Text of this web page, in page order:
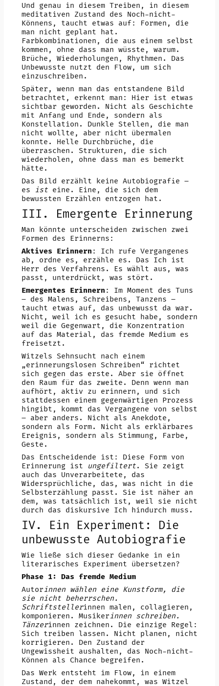
Und genau in diesem Treiben, in diesem
meditativen Zustand des Noch-nicht-
Könnens, taucht etwas auf: Formen, die
man nicht geplant hat.
Farbkombinationen, die aus einem selbst
kommen, ohne dass man wüsste, warum.
Brüche, Wiederholungen, Rhythmen. Das
Unbewusste nutzt den Flow, um sich
einzuschreiben.
Später, wenn man das entstandene Bild
betrachtet, erkennt man: Hier ist etwas
sichtbar geworden. Nicht als Geschichte
mit Anfang und Ende, sondern als
Konstellation. Dunkle Stellen, die man
nicht wollte, aber nicht übermalen
konnte. Helle Durchbrüche, die
überraschen. Strukturen, die sich
wiederholen, ohne dass man es bemerkt
hätte.
Das Bild erzählt keine Autobiografie –
es
isteine. Eine, die sich dem
bewussten Erzählen entzogen hat.
III. Emergente Erinnerung
Man könnte unterscheiden zwischen zwei
Formen des Erinnerns:
Aktives Erinnern : Ich rufe Vergangenes
ab, ordne es, erzähle es. Das Ich ist
Herr des Verfahrens. Es wählt aus, was
passt, unterdrückt, was stört.
Emergentes Erinnern : Im Moment des Tuns
– des Malens, Schreibens, Tanzens –
taucht etwas auf, das unbewusst da war.
Nicht, weil ich es gesucht habe, sondern
weil die Gegenwart, die Konzentration
auf das Material, das fremde Medium es
freisetzt.
Witzels Sehnsucht nach einem
„erinnerungslosen Schreiben“ richtet
sich gegen das erste. Aber sie öffnet
den Raum für das zweite. Denn wenn man
aufhört, aktiv zu erinnern, und sich
stattdessen einem gegenwärtigen Prozess
hingibt, kommt das Vergangene von selbst
– aber anders. Nicht als Anekdote,
sondern als Form. Nicht als erklärbares
Ereignis, sondern als Stimmung, Farbe,
Geste.
Das Entscheidende ist: Diese Form von
Erinnerung ist
ungefiltert. Sie zeigt
auch das Unverarbeitete, das
Widersprüchliche, das, was nicht in die
Selbsterzählung passt. Sie ist näher an
dem, was tatsächlich ist, weil sie nicht
durch das diskursive Ich hindurch muss.
IV. Ein Experiment: Die
unbewusste Autobiografie
Wie ließe sich dieser Gedanke in ein
literarisches Experiment übersetzen?
Phase 1: Das fremde Medium
Autorinnen wählen eine Kunstform, die
sie nicht beherrschen.
Schriftstellerinnen malen, collagieren,
komponieren. Musikerinnen schreiben.
Tänzerinnen zeichnen. Die einzige Regel:
Sich treiben lassen. Nicht planen, nicht
korrigieren. Den Zustand der
Ungewissheit aushalten, das Noch-nicht-
Können als Chance begreifen.
Das Werk entsteht im Flow, in einem
Zustand, der dem nahekommt, was Witzel